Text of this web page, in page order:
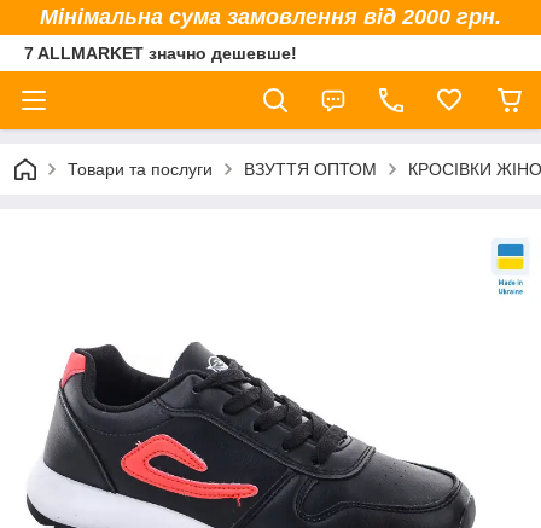
Мінімальна сума замовлення від 2000 грн.
7 ALLMARKET значно дешевше!
Товари та послуги ВЗУТТЯ ОПТОМ КРОСІВКИ